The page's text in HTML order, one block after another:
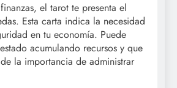
el tarot te presenta el
Esta carta indica la necesidad
en tu economía. Puede
acumulando recursos y que
la importancia de administrar